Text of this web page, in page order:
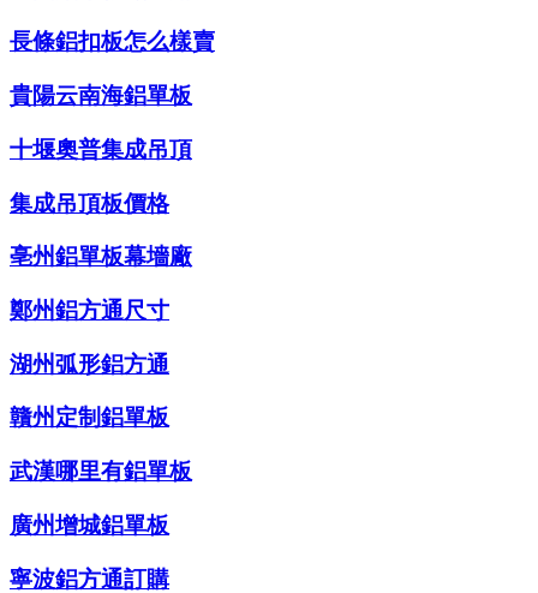
長條鋁扣板怎么樣賣
貴陽云南海鋁單板
十堰奧普集成吊頂
集成吊頂板價格
亳州鋁單板幕墻廠
鄭州鋁方通尺寸
湖州弧形鋁方通
贛州定制鋁單板
武漢哪里有鋁單板
廣州增城鋁單板
寧波鋁方通訂購